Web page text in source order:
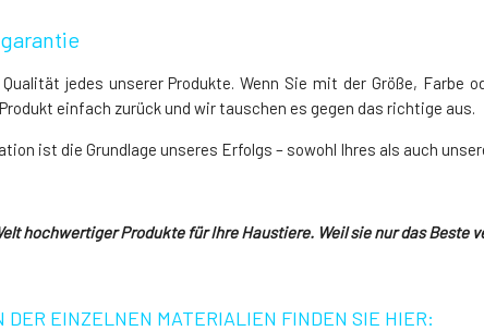
jedes unserer Produkte. Wenn Sie mit der Größe, Farbe
einfach zurück und wir tauschen es gegen das richtige aus.
ist die Grundlage unseres Erfolgs – sowohl Ihres als auch
hochwertiger Produkte für Ihre Haustiere. Weil sie nur das Beste
DER EINZELNEN MATERIALIEN FINDEN SIE HIER: